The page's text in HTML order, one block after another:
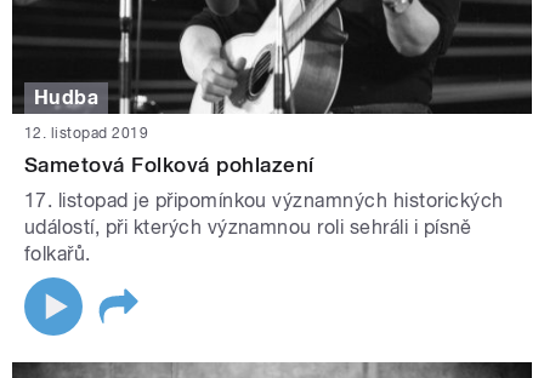
Hudba
12. listopad 2019
Sametová Folková pohlazení
17. listopad je připomínkou významných historických
událostí, při kterých významnou roli sehráli i písně
folkařů.